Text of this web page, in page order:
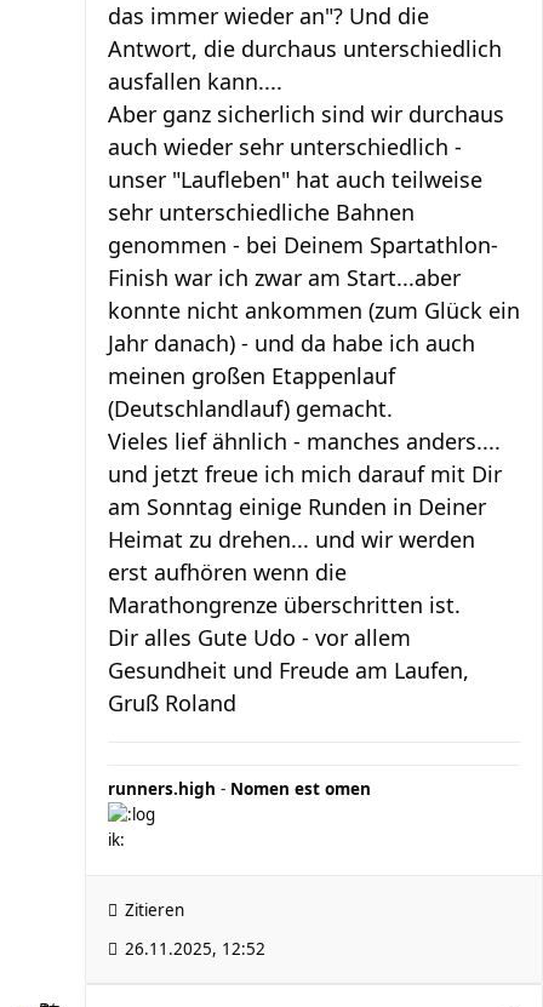
das immer wieder an"? Und die
Antwort, die durchaus unterschiedlich
ausfallen kann....
Aber ganz sicherlich sind wir durchaus
auch wieder sehr unterschiedlich -
unser "Laufleben" hat auch teilweise
sehr unterschiedliche Bahnen
genommen - bei Deinem Spartathlon-
Finish war ich zwar am Start...aber
konnte nicht ankommen (zum Glück ein
Jahr danach) - und da habe ich auch
meinen großen Etappenlauf
(Deutschlandlauf) gemacht.
Vieles lief ähnlich - manches anders....
und jetzt freue ich mich darauf mit Dir
am Sonntag einige Runden in Deiner
Heimat zu drehen... und wir werden
erst aufhören wenn die
Marathongrenze überschritten ist.
Dir alles Gute Udo - vor allem
Gesundheit und Freude am Laufen,
Gruß Roland
runners.high - Nomen est omen
Zitieren
26.11.2025, 12:52